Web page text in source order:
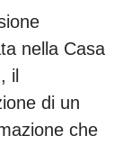
nella Casa
il
di un
che